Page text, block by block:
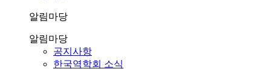
알림마당
알림마당
공지사항
한국역학회 소식